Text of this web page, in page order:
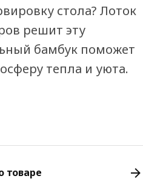
стола? Лоток
решит эту
бамбук поможет
тепла и уюта.
товаре